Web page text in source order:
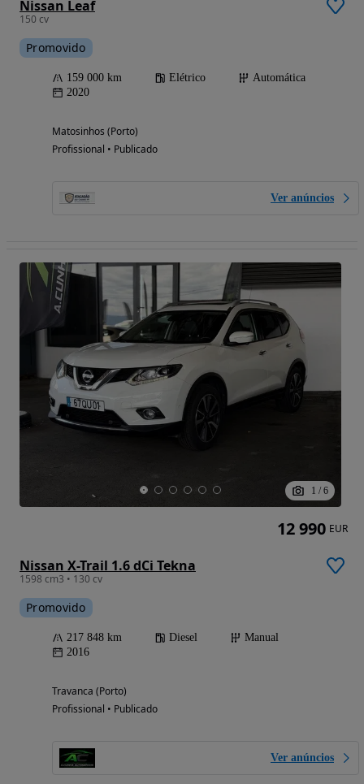
Nissan Leaf
150 cv
Promovido
159 000 km Elétrico
Automática
2020
Matosinhos (Porto)
Profissional • Publicado
Ver anúncios
1 / 6
Nissan X-Trail 1.6 dCi Tekna
1598 cm3 • 130 cv
Promovido
217 848 km Diesel
Manual
2016
Travanca (Porto)
Profissional • Publicado
Ver anúncios
12 990 EUR